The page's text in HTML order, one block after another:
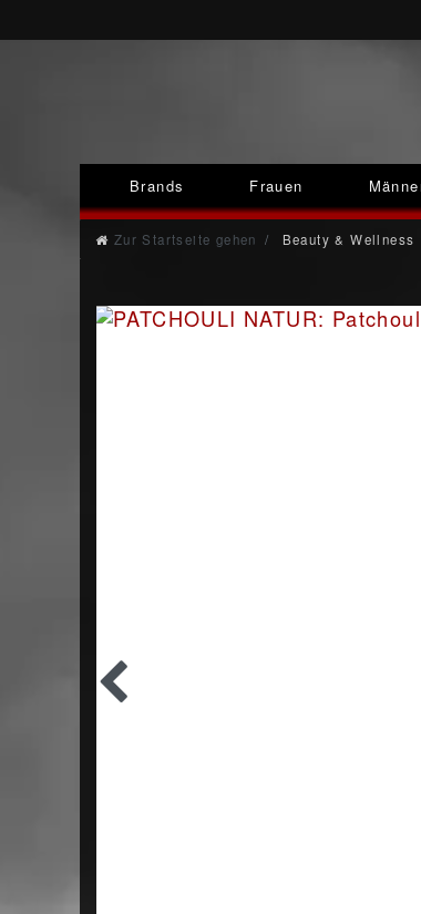
Brands Frauen
Zur Startseite gehen Beauty & Wellness